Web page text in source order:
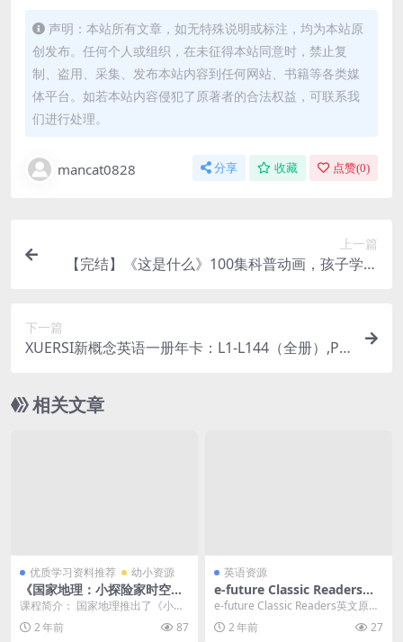
声明：本站所有文章，如无特殊说明或标注，均为本站原
创发布。任何个人或组织，在未征得本站同意时，禁止复
制、盗用、采集、发布本站内容到任何网站、书籍等各类媒
体平台。如若本站内容侵犯了原著者的合法权益，可联系我
们进行处理。
mancat0828 分享 收藏 点赞(0)
上一篇
【完结】《这是什么》100集科普动画，孩子学科
下一篇
XUERSI新概念英语一册年卡：L1-L144（全册）,PD
相关文章
优质学习资料推荐 幼小资源
《国家地理：小探险家时空大
作战》中英双语,开启小朋友科
百度网盘下载
课程简介： 国家地理推出了《小探
险家地球拯救计划》续作，这是一
部备受数百万小朋友...
2 年前 87
英语资源
e-future Classic Readers英
文原版儿童小学生绘本故事动
英文字幕，百度网盘下载！
e-future Classic Readers英文原版
儿童小学生绘本故事动画视...
2 年前 27